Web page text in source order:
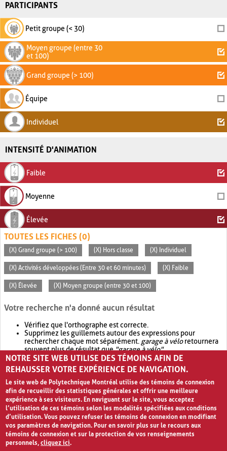
PARTICIPANTS
Petit groupe (< 30)
Moyen groupe (entre 30
et 100)
Grand groupe (> 100)
Équipe
Individuel
INTENSITÉ D'ANIMATION
Faible
Moyenne
Élevée
TOUTES LES FICHES (0)
(X) Grand groupe (> 100) (X) Hors classe (X) Individuel
(X) Activités développées (Entre 30 et 60 minutes) (X) Faible
(X) Élevée (X) Moyen groupe (entre 30 et 100)
Votre recherche n'a donné aucun résultat
Vérifiez que l'orthographe est correcte.
Supprimez les guillemets autour des expressions pour
rechercher chaque mot séparément. garage à véloretournera
souvent plus de résultat que"garage à vélo".
Envisagez d'élargir votre recherche avec OR.garage OR vélo
retournera souvent plus de résultat quegarage à vélo
NOTRE SITE WEB UTILISE DES TÉMOINS AFIN DE
REHAUSSER VOTRE EXPÉRIENCE DE NAVIGATION.
Le site web de Polytechnique Montréal utilise des témoins de connexion
afin de recueillir des statistiques générales et offrir une meilleure
expérience à ses visiteurs. En naviguant sur le site, vous acceptez
l’utilisation de ces témoins selon les modalités spécifiées aux conditions
d’utilisation. Vous pouvez refuser les témoins de connexion en modifiant
vos paramètres de navigation. Pour en savoir plus sur le recours aux
témoins de connexion et sur la protection de vos renseignements
personnels,cliquez ici.